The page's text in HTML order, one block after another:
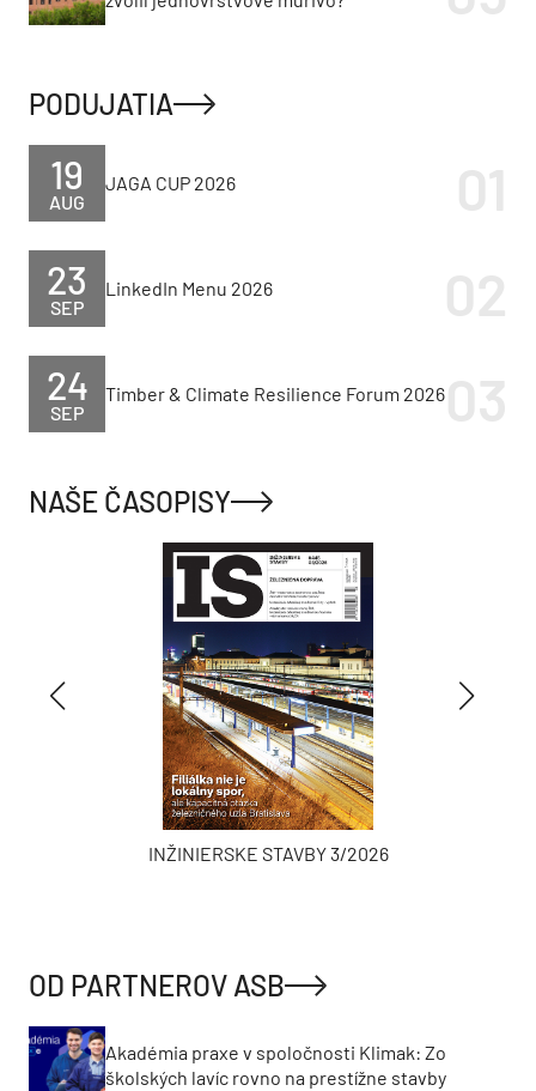
PODUJATIA
AUG
19 JAGA CUP 2026
SEP
23 LinkedIn Menu 2026
SEP
24 Timber & Climate Resilience Forum 2026
NAŠE ČASOPISY
INŽINIERSKE STAVBY 3/2026
OD PARTNEROV ASB
Akadémia praxe v spoločnosti Klimak: Zo
školských lavíc rovno na prestížne stavby